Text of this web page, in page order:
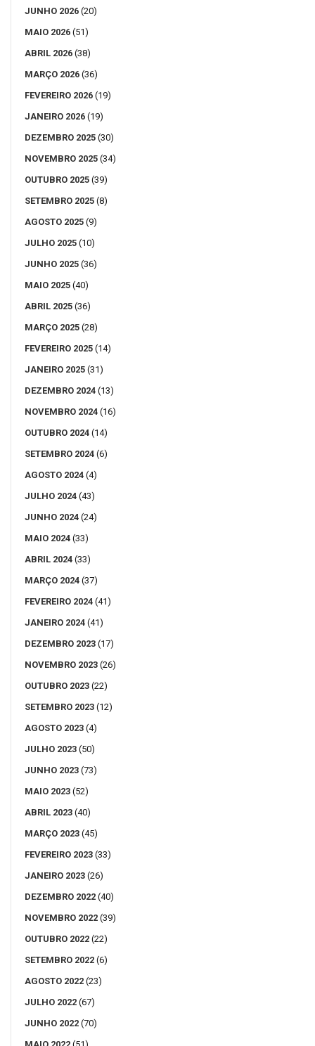
JUNHO 2026 (20)
MAIO 2026 (51)
ABRIL 2026 (38)
MARÇO 2026 (36)
FEVEREIRO 2026 (19)
JANEIRO 2026 (19)
DEZEMBRO 2025 (30)
NOVEMBRO 2025 (34)
OUTUBRO 2025 (39)
SETEMBRO 2025 (8)
AGOSTO 2025 (9)
JULHO 2025 (10)
JUNHO 2025 (36)
MAIO 2025 (40)
ABRIL 2025 (36)
MARÇO 2025 (28)
FEVEREIRO 2025 (14)
JANEIRO 2025 (31)
DEZEMBRO 2024 (13)
NOVEMBRO 2024 (16)
OUTUBRO 2024 (14)
SETEMBRO 2024 (6)
AGOSTO 2024 (4)
JULHO 2024 (43)
JUNHO 2024 (24)
MAIO 2024 (33)
ABRIL 2024 (33)
MARÇO 2024 (37)
FEVEREIRO 2024 (41)
JANEIRO 2024 (41)
DEZEMBRO 2023 (17)
NOVEMBRO 2023 (26)
OUTUBRO 2023 (22)
SETEMBRO 2023 (12)
AGOSTO 2023 (4)
JULHO 2023 (50)
JUNHO 2023 (73)
MAIO 2023 (52)
ABRIL 2023 (40)
MARÇO 2023 (45)
FEVEREIRO 2023 (33)
JANEIRO 2023 (26)
DEZEMBRO 2022 (40)
NOVEMBRO 2022 (39)
OUTUBRO 2022 (22)
SETEMBRO 2022 (6)
AGOSTO 2022 (23)
JULHO 2022 (67)
JUNHO 2022 (70)